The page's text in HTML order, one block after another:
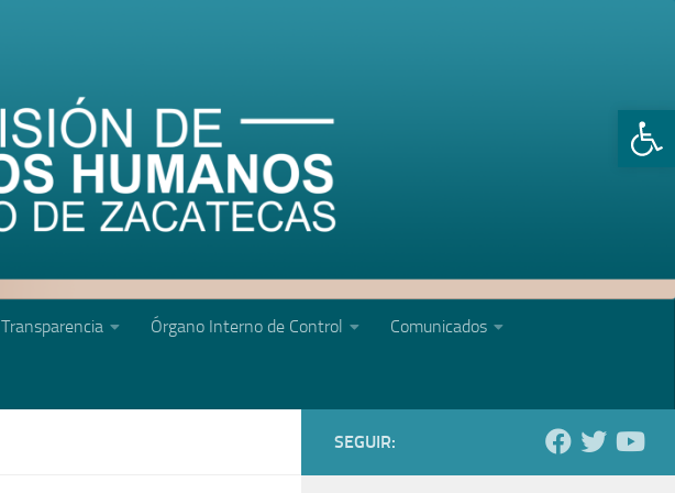
Abrir
Transparencia Órgano Interno de Control Comunicados
SEGUIR: